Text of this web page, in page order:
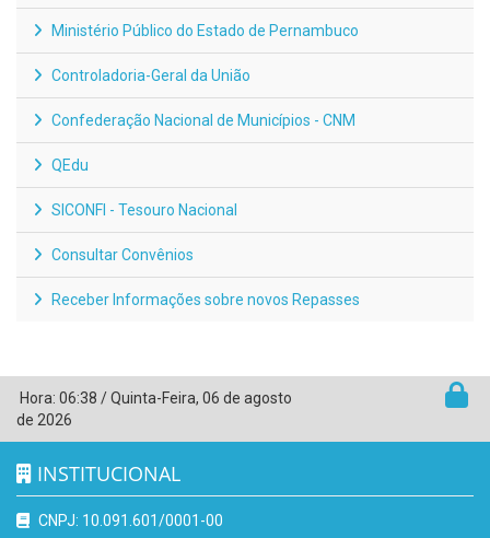
Ministério Público do Estado de Pernambuco
Controladoria-Geral da União
Confederação Nacional de Municípios - CNM
QEdu
SICONFI - Tesouro Nacional
Consultar Convênios
Receber Informações sobre novos Repasses
Hora: 06:38 /Quinta-Feira, 06 de agosto
de 2026
INSTITUCIONAL
CNPJ: 10.091.601/0001-00